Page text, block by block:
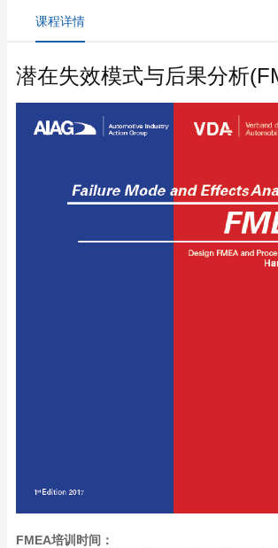
课程详情
潜在失效模式与后果分析
FMEA培训时间：